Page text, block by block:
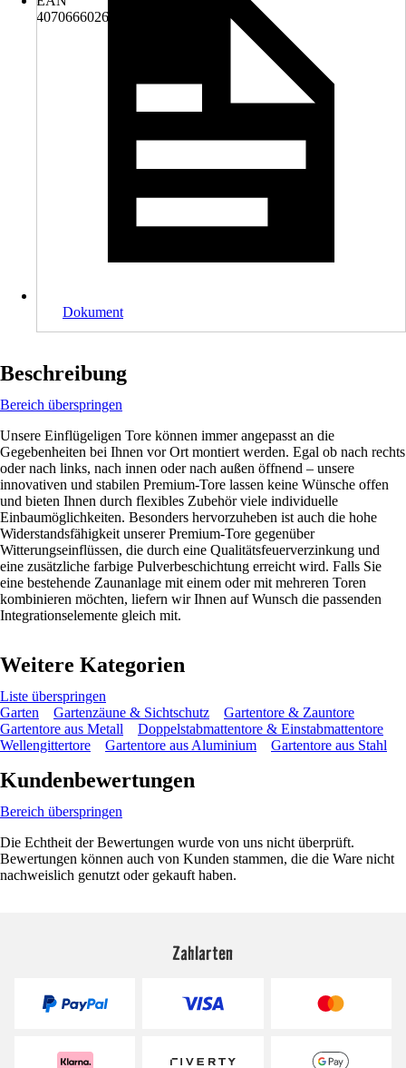
4070666026672
Dokument
Beschreibung
Bereich überspringen
Unsere Einflügeligen Tore können immer angepasst an die
Gegebenheiten bei Ihnen vor Ort montiert werden. Egal ob nach rechts
oder nach links, nach innen oder nach außen öffnend – unsere
innovativen und stabilen Premium-Tore lassen keine Wünsche offen
und bieten Ihnen durch flexibles Zubehör viele individuelle
Einbaumöglichkeiten. Besonders hervorzuheben ist auch die hohe
Widerstandsfähigkeit unserer Premium-Tore gegenüber
Witterungseinflüssen, die durch eine Qualitätsfeuerverzinkung und
eine zusätzliche farbige Pulverbeschichtung erreicht wird. Falls Sie
eine bestehende Zaunanlage mit einem oder mit mehreren Toren
kombinieren möchten, liefern wir Ihnen auf Wunsch die passenden
Integrationselemente gleich mit.
Weitere Kategorien
Liste überspringen
Garten
Gartenzäune & Sichtschutz
Gartentore & Zauntore
Gartentore aus Metall
Doppelstabmattentore & Einstabmattentore
Wellengittertore
Gartentore aus Aluminium Gartentore aus Stahl
Kundenbewertungen
Bereich überspringen
Die Echtheit der Bewertungen wurde von uns nicht überprüft.
Bewertungen können auch von Kunden stammen, die die Ware nicht
nachweislich genutzt oder gekauft haben.
Zahlarten